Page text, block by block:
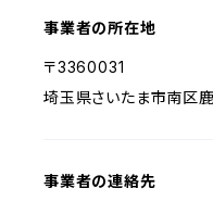
事業者の所在地
〒3360031
埼玉県さいたま市南区
事業者の連絡先